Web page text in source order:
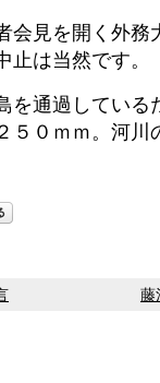
見を開く外務
は当然です。
通過している
５０ｍｍ。河川
藤